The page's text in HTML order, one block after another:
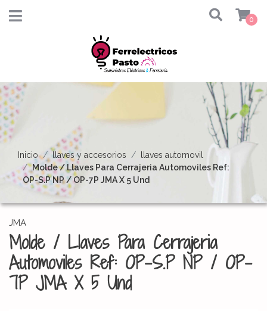
0
Inicio llaves y accesorios
llaves automovil
Molde / Llaves Para Cerrajeria Automoviles Ref:
OP-S.P NP / OP-7P JMA X 5 Und
JMA
Molde / Llaves Para Cerrajeria
Automoviles Ref: OP-S.P NP / OP-
7P JMA X 5 Und